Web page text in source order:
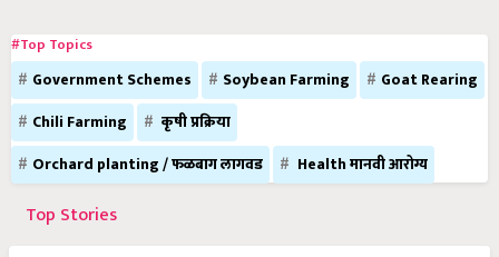
#Top Topics
Government Schemes Soybean Farming
Goat Rearing
Chili Farming
कृषी प्रक्रिया
Orchard planting / फळबाग लागवड
Health मानवी आरोग्य
Top Stories